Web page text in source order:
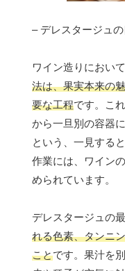
– デレスタージュ
ワイン造りにおいて
法は、果実本来の
要な工程です。こ
から一旦別の容器
という、一見する
作業には、ワイン
められています。
デレスタージュの
れる色素、タンニ
ことです。果汁を